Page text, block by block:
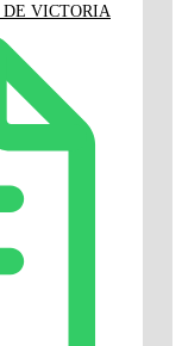
VICTORIA